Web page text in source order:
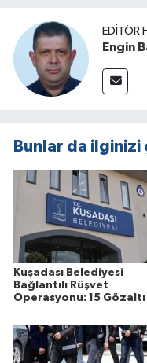
EDITÖR
Engin
Bunlar da ilginizi
Kuşadası Belediyesi
Bağlantılı Rüşvet
Operasyonu: 15 Gözaltı